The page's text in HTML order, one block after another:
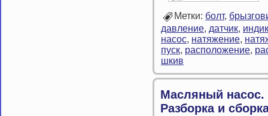
Метки: болт,
давление, датчик,
насос, натяжение,
пуск, расположение,
шкив
Масляный насос.
Разборка и